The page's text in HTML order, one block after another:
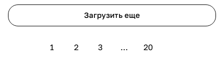
Загрузить еще
1 2 3 ... 20